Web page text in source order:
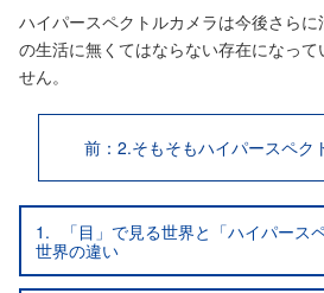
ハイパースペクトルカメラは今後さら
の生活に無くてはならない存在になって
せん。
前：2.そもそもハイパースペク
1.
「目」で見る世界と「ハイパース
世界の違い